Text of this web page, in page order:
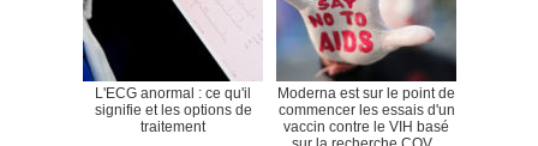
L'ECG anormal : ce qu'il
signifie et les options de
traitement
Moderna est sur le point de
commencer les essais d'un
vaccin contre le VIH basé